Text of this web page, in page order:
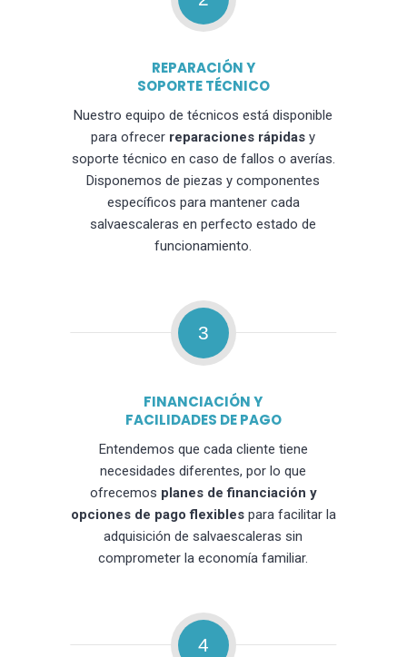
REPARACIÓN Y
SOPORTE TÉCNICO
Nuestro equipo de técnicos está disponible
para ofrecer reparaciones rápidas y
soporte técnico en caso de fallos o averías.
Disponemos de piezas y componentes
específicos para mantener cada
salvaescaleras en perfecto estado de
funcionamiento.
3
FINANCIACIÓN Y
FACILIDADES DE PAGO
Entendemos que cada cliente tiene
necesidades diferentes, por lo que
ofrecemos planes de financiación y
opciones de pago flexiblespara facilitar la
adquisición de salvaescaleras sin
comprometer la economía familiar.
4